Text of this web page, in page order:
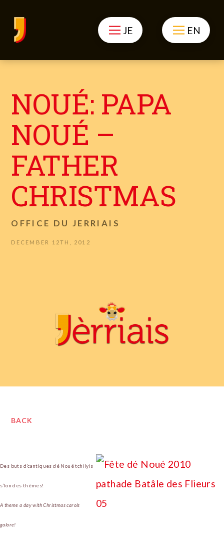
JE EN
NOUÉ: PAPA
NOUÉ –
FATHER
CHRISTMAS
OFFICE DU JERRIAIS
DECEMBER 12TH, 2012
BACK
Des buts d’cantiques dé Noué tchilyis
s’lon des thèmes!
A theme a day with Christmas carols
galore!